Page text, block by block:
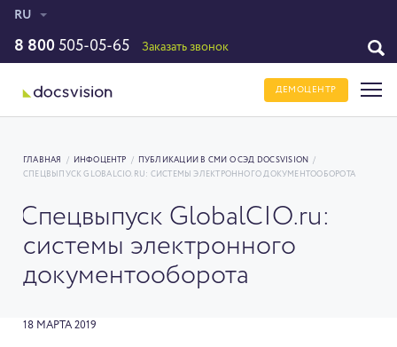
RU
8 800 505-05-65 Заказать звонок
ДЕМОЦЕНТР
ГЛАВНАЯ / ИНФОЦЕНТР / ПУБЛИКАЦИИ В СМИ О СЭД DOCSVISION
/
СПЕЦВЫПУСК GLOBALCIO.RU: СИСТЕМЫ ЭЛЕКТРОННОГО ДОКУМЕНТООБОРОТА
Спецвыпуск GlobalCIO.ru:
системы электронного
документооборота
18 МАРТА 2019